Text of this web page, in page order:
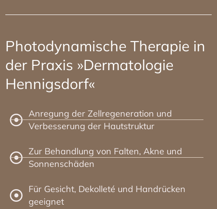
Photodynamische Therapie in
der Praxis »Dermatologie
Hennigsdorf«
Anregung der Zellregeneration und
Verbesserung der Hautstruktur
Zur Behandlung von Falten, Akne und
Sonnenschäden
Für Gesicht, Dekolleté und Handrücken
geeignet